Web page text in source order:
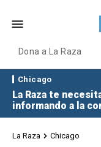
Dona a La Raza
Chicago
La Raza te
informando a la
La Raza Chicago